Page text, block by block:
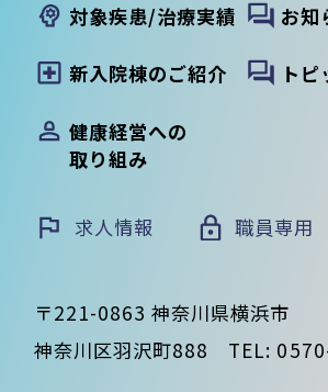
対象疾患/治療実績
新入院棟のご紹介
健康経営への
取り組み
お知
トピ
求人情報 職員専用
〒221-0863 神奈川県横浜市
神奈川区羽沢町888 TEL: